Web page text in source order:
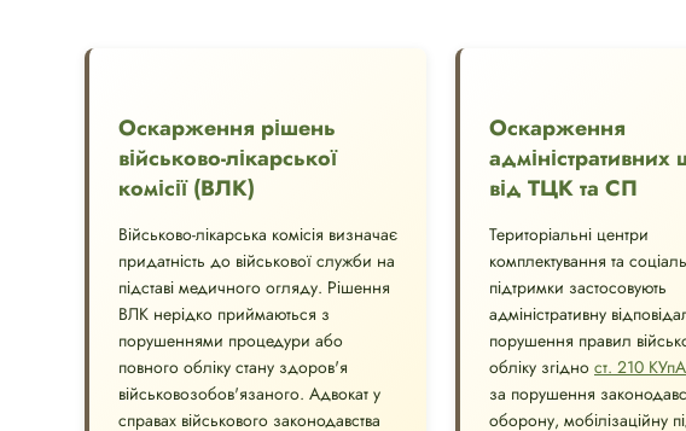
Оскарження рішень
військово-лікарської
комісії (ВЛК)
Військово-лікарська комісія визначає
придатність до військової служби на
підставі медичного огляду. Рішення
ВЛК нерідко приймаються з
порушеннями процедури або
повного обліку стану здоров'я
військовозобов'язаного. Адвокат у
справах військового законодавства
Оскарження
адміністративних
від ТЦК та СП
Територіальні центри
комплектування та
підтримки застосовують
адміністративну
порушення правил
обліку згідно ст. 210
за порушення
оборону, мобілізаційну